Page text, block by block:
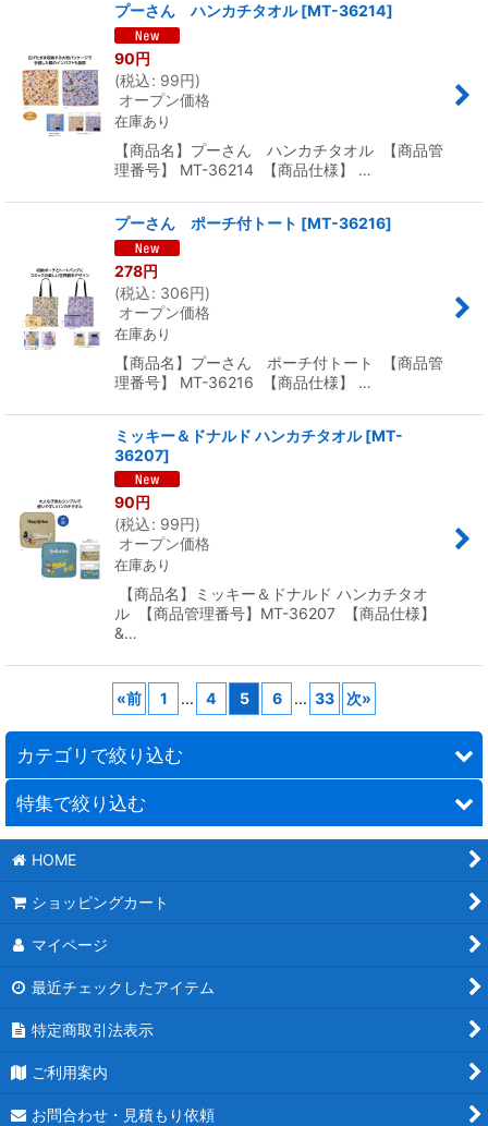
プーさん ハンカチタオル [MT-36214]
90円
(税込: 99円)
オープン価格
在庫あり
【商品名】プーさん ハンカチタオル 【商品管
理番号】 MT-36214 【商品仕様】 …
プーさん ポーチ付トート [MT-36216]
278円
(税込: 306円)
オープン価格
在庫あり
【商品名】プーさん ポーチ付トート 【商品管
理番号】 MT-36216 【商品仕様】 …
ミッキー＆ドナルド ハンカチタオル [MT-
36207]
90円
(税込: 99円)
オープン価格
在庫あり
【商品名】ミッキー＆ドナルド ハンカチタオ
ル 【商品管理番号】MT-36207 【商品仕様】
&…
«前 1 ... 4 5 6 ... 33 次»
カテゴリで絞り込む
時計
ステーショナリー
携帯・スマホ関連
カレンダー
特集で絞り込む
フルカラー名入れ
1個〜名入れができる商品特集
教育関係（塾・学校）
HOME
ショッピングカート
マイページ
最近チェックしたアイテム
特定商取引法表示
ご利用案内
お問合わせ・見積もり依頼